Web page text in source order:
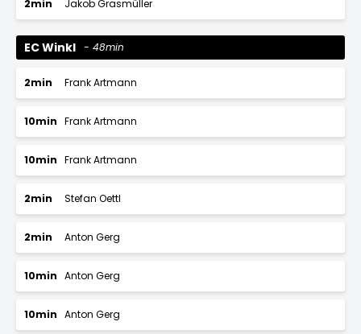
2min Jakob Grasmüller
EC Winkl 48min
2min Frank Artmann
10min Frank Artmann
10min Frank Artmann
2min Stefan Oettl
2min Anton Gerg
10min Anton Gerg
10min Anton Gerg